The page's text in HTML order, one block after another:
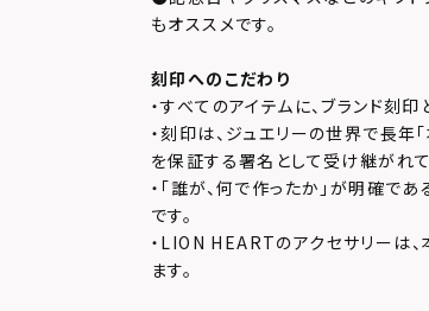
もオススメです。
刻印へのこだわり
・すべてのアイテムに、ブランド刻
・刻印は、ジュエリーの世界で長年
を保証する署名として受け継がれて
・「誰が、何で作ったか」が明確で
です。
・LION HEARTのアクセサリーは
ます。